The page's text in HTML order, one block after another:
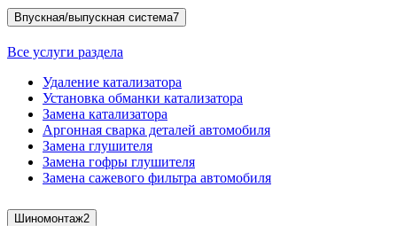
Впускная/выпускная система7
Все услуги раздела
Удаление катализатора
Установка обманки катализатора
Замена катализатора
Аргонная сварка деталей автомобиля
Замена глушителя
Замена гофры глушителя
Замена сажевого фильтра автомобиля
Шиномонтаж2